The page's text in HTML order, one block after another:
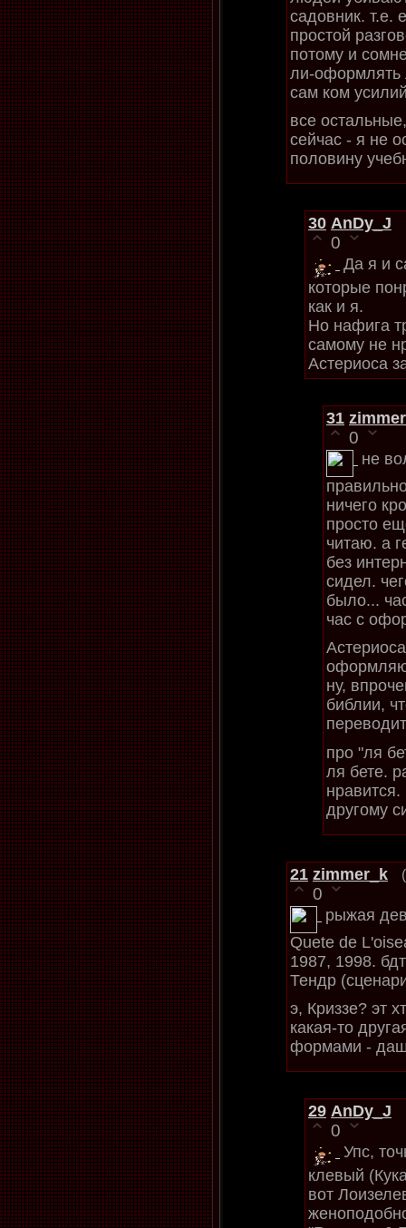
садовник. т.е.
простой
потому и
ли-оформлять
сам ком
все
сейчас - я не
половину
30 AnDy_J
0
Да я и
которые
как и я.
Но нафига
самому не
Астериоса
31
0
не
ничего
просто
читаю. а
без
сидел.
было...
час с
оформляю
ну,
библии,
про "ля
ля бете.
другому
21 zimmer_k
0
рыжая
Quete de
1987, 1998.
Тендр
э, Криззе? эт
какая-то
формами -
29 AnDy_J
0
Упс,
клевый
вот